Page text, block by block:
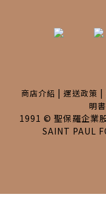
商店介紹 | 運送政策 |
明書
1991 © 聖保羅企業
SAINT PAUL